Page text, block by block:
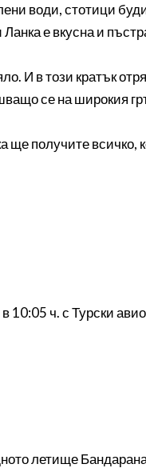
води, стотици
е вкусна и
И в този кратък
се на широкия
получите всичко,
10:05 ч. с Турски
летище